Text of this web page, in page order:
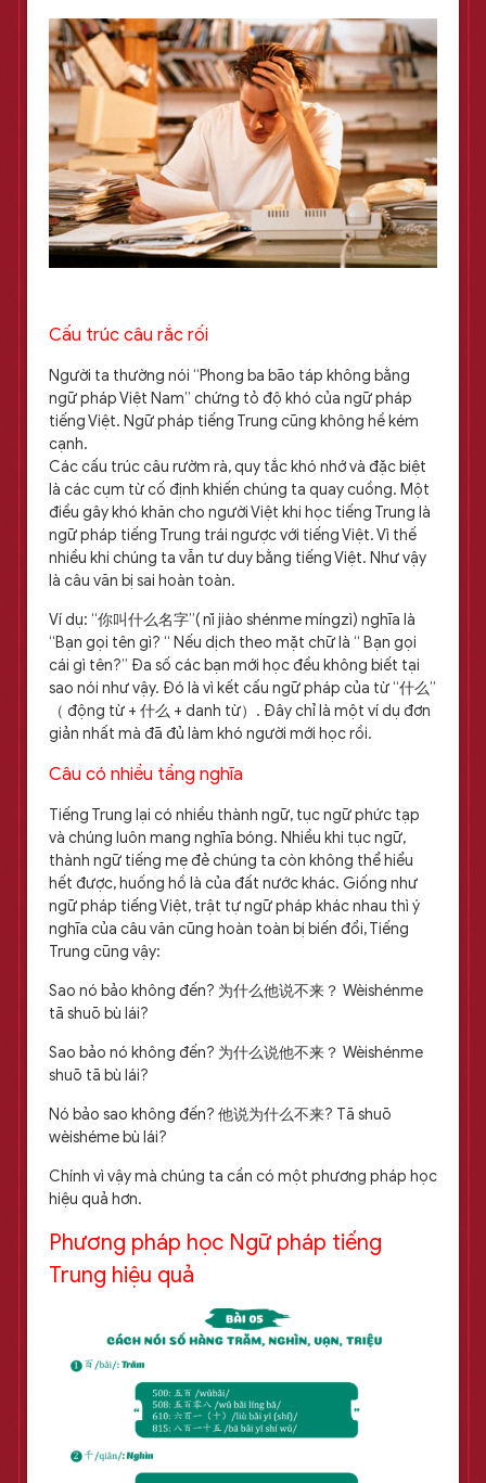
Cấu trúc câu rắc rối
Người ta thường nói “Phong ba bão táp không bằng
ngữ pháp Việt Nam” chứng tỏ độ khó của ngữ pháp
tiếng Việt. Ngữ pháp tiếng Trung cũng không hề kém
cạnh.
Các cấu trúc câu rườm rà, quy tắc khó nhớ và đặc biệt
là các cụm từ cố định khiến chúng ta quay cuồng. Một
điều gây khó khăn cho người Việt khi học tiếng Trung là
ngữ pháp tiếng Trung trái ngược với tiếng Việt. Vì thế
nhiều khi chúng ta vẫn tư duy bằng tiếng Việt. Như vậy
là câu văn bị sai hoàn toàn.
Ví dụ: “你叫什么名字”( nǐ jiào shénme míngzì) nghĩa là
“Bạn gọi tên gì? “ Nếu dịch theo mặt chữ là “ Bạn gọi
cái gì tên?” Đa số các bạn mới học đều không biết tại
sao nói như vậy. Đó là vì kết cấu ngữ pháp của từ “什么”
（ động từ + 什么 + danh từ）. Đây chỉ là một ví dụ đơn
giản nhất mà đã đủ làm khó người mới học rồi.
Câu có nhiều tầng nghĩa
Tiếng Trung lại có nhiều thành ngữ, tục ngữ phức tạp
và chúng luôn mang nghĩa bóng. Nhiều khi tục ngữ,
thành ngữ tiếng mẹ đẻ chúng ta còn không thể hiểu
hết được, huống hồ là của đất nước khác. Giống như
ngữ pháp tiếng Việt, trật tự ngữ pháp khác nhau thì ý
nghĩa của câu văn cũng hoàn toàn bị biến đổi, Tiếng
Trung cũng vậy:
Sao nó bảo không đến? 为什么他说不来？ Wèishénme
tā shuō bù lái?
Sao bảo nó không đến? 为什么说他不来？ Wèishénme
shuō tā bù lái?
Nó bảo sao không đến? 他说为什么不来? Tā shuō
wèishéme bù lái?
Chính vì vậy mà chúng ta cần có một phương pháp học
hiệu quả hơn.
Phương pháp học Ngữ pháp tiếng
Trung hiệu quả